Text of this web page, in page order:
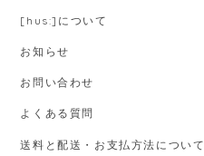
[hus:]について
お知らせ
お問い合わせ
よくある質問
送料と配送・お支払方法について